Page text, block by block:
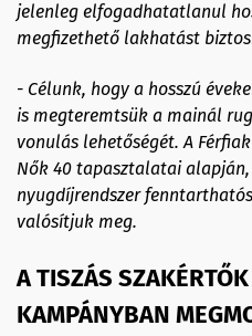
jelenleg elfogadhatatlanul
megfizethető lakhatást
- Célunk, hogy a hosszú
is megteremtsük a mainál
vonulás lehetőségét. A
Nők 40 tapasztalatai
nyugdíjrendszer
valósítjuk meg.
A TISZÁS
KAMPÁNYBAN